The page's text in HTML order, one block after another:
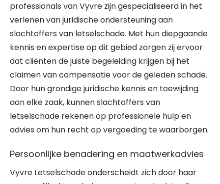
professionals van Vyvre zijn gespecialiseerd in het
verlenen van juridische ondersteuning aan
slachtoffers van letselschade. Met hun diepgaande
kennis en expertise op dit gebied zorgen zij ervoor
dat cliënten de juiste begeleiding krijgen bij het
claimen van compensatie voor de geleden schade.
Door hun grondige juridische kennis en toewijding
aan elke zaak, kunnen slachtoffers van
letselschade rekenen op professionele hulp en
advies om hun recht op vergoeding te waarborgen.
Persoonlijke benadering en maatwerkadvies
Vyvre Letselschade onderscheidt zich door haar